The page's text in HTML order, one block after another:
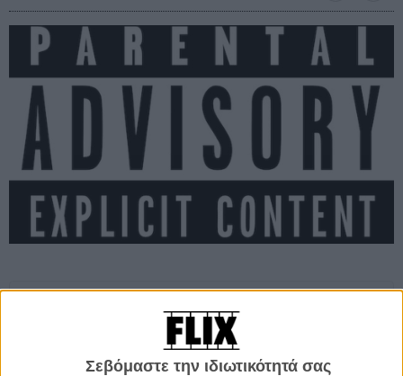
Σεβόμαστε την ιδιωτικότητά σας
Προσθέστε το Flix στις προτιμήσεις σας στο
Google